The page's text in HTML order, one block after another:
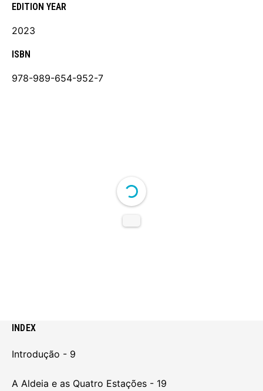
EDITION YEAR
2023
ISBN
978-989-654-952-7
DearFlip: Loading PDF 8% ...
INDEX
Introdução - 9
A Aldeia e as Quatro Estações - 19